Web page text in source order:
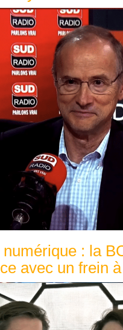
numérique : la
avec un frein